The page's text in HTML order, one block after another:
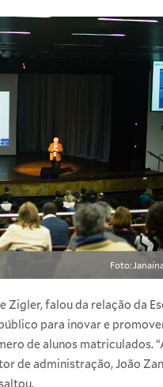
Foto:
Zigler, falou da relação da
para inovar e
de alunos matriculados.
de administração, João